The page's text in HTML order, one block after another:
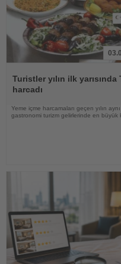
Oku
Turistler yılın ilk
harcadı
Yeme içme harcamaları geçen yılın
gastronomi turizm gelirlerinde en büyük